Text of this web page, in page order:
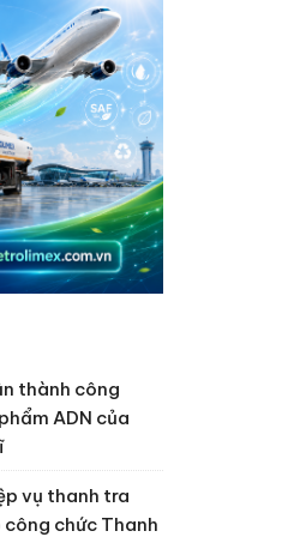
thành công
ADN của
vụ thanh tra
công chức Thanh